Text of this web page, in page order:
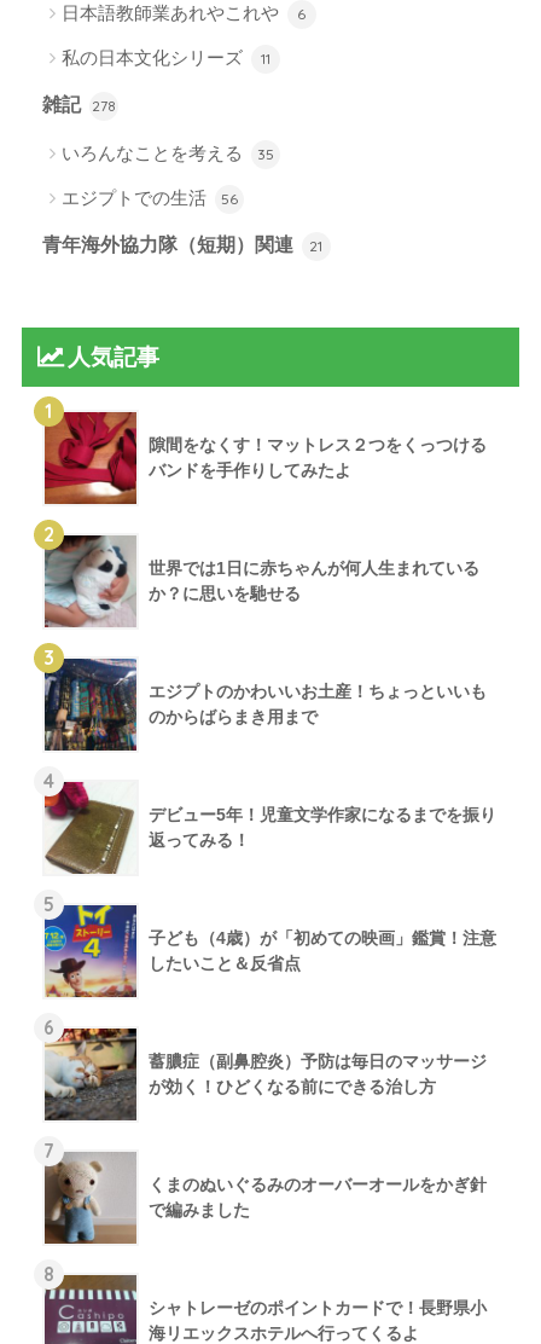
日本語教師業あれやこれや 6
私の日本文化シリーズ 11
雑記 278
いろんなことを考える 35
エジプトでの生活 56
青年海外協力隊（短期）関連 21
人気記事
1
隙間をなくす！マットレス２つをくっつける
バンドを手作りしてみたよ
2
世界では1日に赤ちゃんが何人生まれている
か？に思いを馳せる
3
エジプトのかわいいお土産！ちょっといいも
のからばらまき用まで
4
デビュー5年！児童文学作家になるまでを振り
返ってみる！
5
子ども（4歳）が「初めての映画」鑑賞！注意
したいこと＆反省点
6
蓄膿症（副鼻腔炎）予防は毎日のマッサージ
が効く！ひどくなる前にできる治し方
7
くまのぬいぐるみのオーバーオールをかぎ針
で編みました
8
シャトレーゼのポイントカードで！長野県小
海リエックスホテルへ行ってくるよ